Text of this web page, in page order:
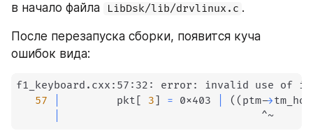
в начало файла LibDsk/lib/drvlinux.c .
После перезапуска сборки, появится куча
ошибок вида:
f1_keyboard.cxx:57:32: error: invalid use of
57
         pkt
3 = 0x403 (( ptm->
                                ^~